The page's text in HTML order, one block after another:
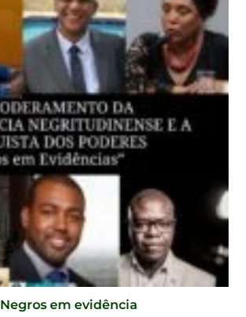
Negros em evidência